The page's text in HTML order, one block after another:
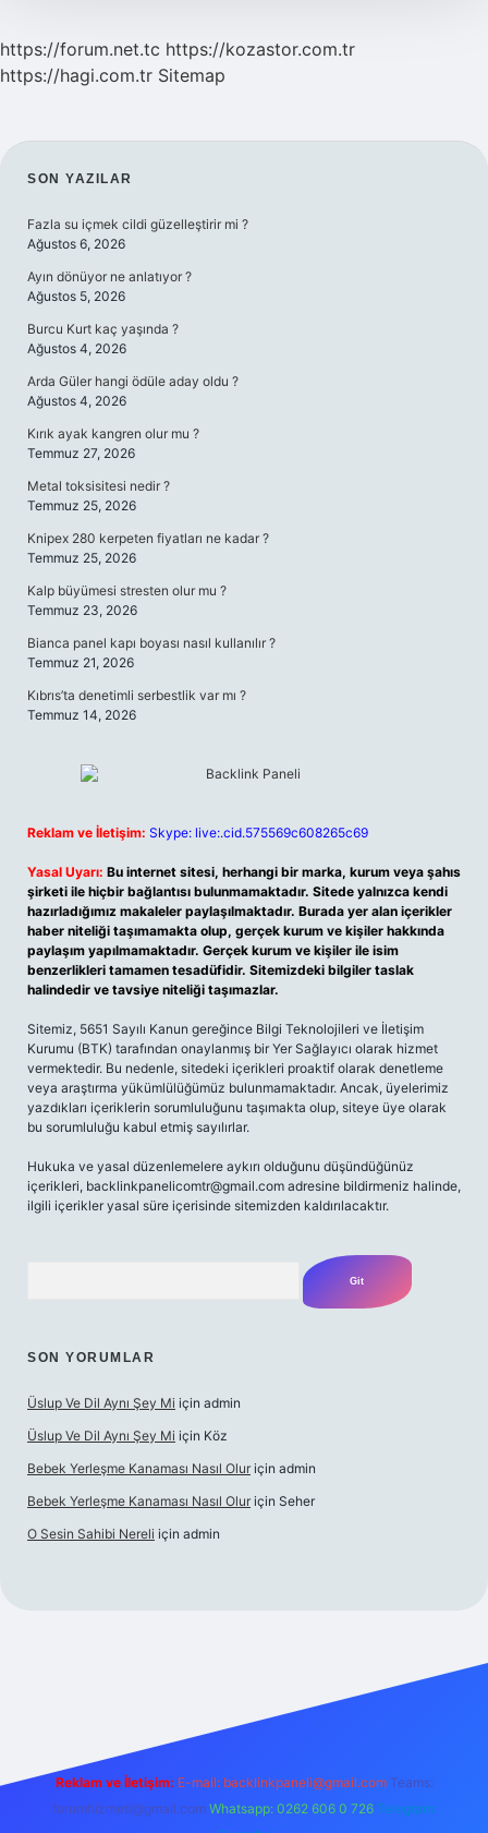
https://forum.net.tc https://kozastor.com.tr
https://hagi.com.tr Sitemap
SIDEBAR
SON YAZILAR
Fazla su içmek cildi güzelleştirir mi ?
Ağustos 6, 2026
Ayın dönüyor ne anlatıyor ?
Ağustos 5, 2026
Burcu Kurt kaç yaşında ?
Ağustos 4, 2026
Arda Güler hangi ödüle aday oldu ?
Ağustos 4, 2026
Kırık ayak kangren olur mu ?
Temmuz 27, 2026
Metal toksisitesi nedir ?
Temmuz 25, 2026
Knipex 280 kerpeten fiyatları ne kadar ?
Temmuz 25, 2026
Kalp büyümesi stresten olur mu ?
Temmuz 23, 2026
Bianca panel kapı boyası nasıl kullanılır ?
Temmuz 21, 2026
Kıbrıs’ta denetimli serbestlik var mı ?
Temmuz 14, 2026
Reklam ve İletişim: Skype: live:.cid.575569c608265c69
Yasal Uyarı: Bu internet sitesi, herhangi bir marka, kurum veya şahıs
şirketi ile hiçbir bağlantısı bulunmamaktadır. Sitede yalnızca kendi
hazırladığımız makaleler paylaşılmaktadır. Burada yer alan içerikler
haber niteliği taşımamakta olup, gerçek kurum ve kişiler hakkında
paylaşım yapılmamaktadır. Gerçek kurum ve kişiler ile isim
benzerlikleri tamamen tesadüfidir. Sitemizdeki bilgiler taslak
halindedir ve tavsiye niteliği taşımazlar.
Sitemiz, 5651 Sayılı Kanun gereğince Bilgi Teknolojileri ve İletişim
Kurumu (BTK) tarafından onaylanmış bir Yer Sağlayıcı olarak hizmet
vermektedir. Bu nedenle, sitedeki içerikleri proaktif olarak denetleme
veya araştırma yükümlülüğümüz bulunmamaktadır. Ancak, üyelerimiz
yazdıkları içeriklerin sorumluluğunu taşımakta olup, siteye üye olarak
bu sorumluluğu kabul etmiş sayılırlar.
Hukuka ve yasal düzenlemelere aykırı olduğunu düşündüğünüz
içerikleri, backlinkpanelicomtr@gmail.com adresine bildirmeniz halinde,
ilgili içerikler yasal süre içerisinde sitemizden kaldırılacaktır.
SON YORUMLAR
Üslup Ve Dil Aynı Şey Mi için admin
Üslup Ve Dil Aynı Şey Mi için Köz
Bebek Yerleşme Kanaması Nasıl Olur için admin
Bebek Yerleşme Kanaması Nasıl Olur için Seher
O Sesin Sahibi Nereli için admin
Reklam ve İletişim: E-mail: backlinkpaneli@gmail.com Teams:
forumhizmeti@gmail.com Whatsapp: 0262 606 0 726 Telegram: